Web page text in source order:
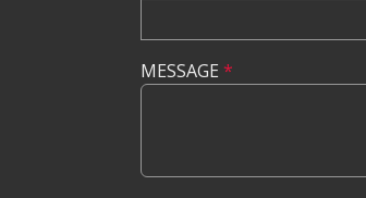
MESSAGE *